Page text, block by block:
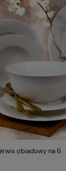
obiadowy na 6